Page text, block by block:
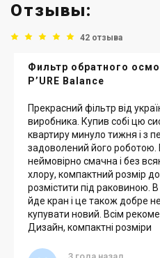
Отзывы:
42 отзыва
Фильтр обратного
P’URE Balance
Прекрасний фільтр від
виробника. Купив собі цю
квартиру минуло тижня і з
задоволений його роботою.
неймовірно смачна і без
хлору, компактний розмір
розмістити під раковиною. В
йде кран і це також добре
купувати новий. Всім
Дизайн, компактні розміри